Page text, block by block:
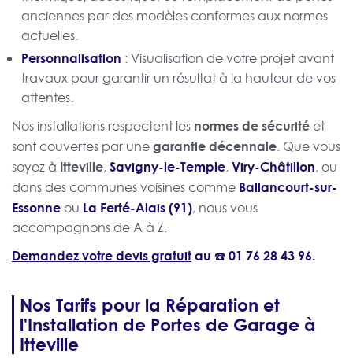
anciennes par des modèles conformes aux normes
actuelles.
Personnalisation : Visualisation de votre projet avant
travaux pour garantir un résultat à la hauteur de vos
attentes.
Nos installations respectent les normes de sécurité et
sont couvertes par unegarantie décennale. Que vous
soyez à Itteville, Savigny-le-Temple, Viry-Châtillon, ou
dans des communes voisines comme Ballancourt-sur-
Essonneou La Ferté-Alais (91), nous vous
accompagnons de A à Z.
Demandez votre devis gratuitau ☎️01 76 28 43 96.
Nos Tarifs pour la Réparation et
l'Installation de Portes de Garage à
Itteville